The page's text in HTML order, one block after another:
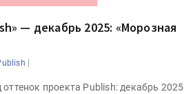
— декабрь 2025: «Морозная
|
проекта Publish: декабрь 2025